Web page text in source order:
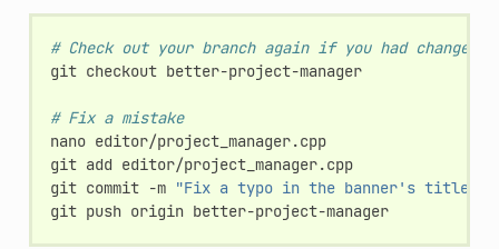
# Check out your branch again if you had changed
git checkout better-project-manager
# Fix a mistake
nano editor/project_manager.cpp
git add editor/project_manager.cpp
git commit -m "Fix a typo in the banner's title"
git push origin better-project-manager